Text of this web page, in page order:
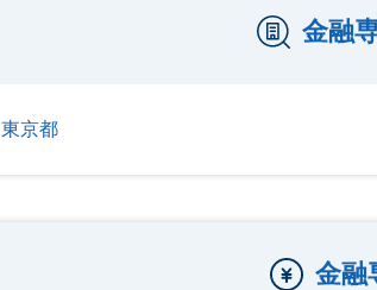
金融
東京都
金融